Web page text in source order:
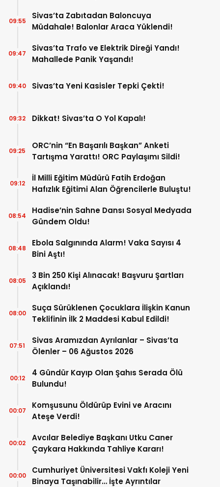
Sivas’ta Zabıtadan Baloncuya
Müdahale! Balonlar Araca Yüklendi!
09:55
Sivas’ta Trafo ve Elektrik Direği Yandı!
Mahallede Panik Yaşandı!
09:47
Sivas’ta Yeni Kasisler Tepki Çekti!
09:40
Dikkat! Sivas’ta O Yol Kapalı!
09:32
ORC’nin “En Başarılı Başkan” Anketi
Tartışma Yarattı! ORC Paylaşımı Sildi!
09:25
İl Milli Eğitim Müdürü Fatih Erdoğan
Hafızlık Eğitimi Alan Öğrencilerle Buluştu!
09:12
Hadise’nin Sahne Dansı Sosyal Medyada
Gündem Oldu!
08:54
Ebola Salgınında Alarm! Vaka Sayısı 4
Bini Aştı!
08:48
3 Bin 250 Kişi Alınacak! Başvuru Şartları
Açıklandı!
08:05
Suça Sürüklenen Çocuklara İlişkin Kanun
Teklifinin İlk 2 Maddesi Kabul Edildi!
08:00
Sivas Aramızdan Ayrılanlar – Sivas’ta
Ölenler – 06 Ağustos 2026
07:51
4 Gündür Kayıp Olan Şahıs Serada Ölü
Bulundu!
00:12
Komşusunu Öldürüp Evini ve Aracını
Ateşe Verdi!
00:07
Avcılar Belediye Başkanı Utku Caner
Çaykara Hakkında Tahliye Kararı!
00:02
Cumhuriyet Üniversitesi Vakfı Koleji Yeni
Binaya Taşınabilir… İşte Ayrıntılar
00:00